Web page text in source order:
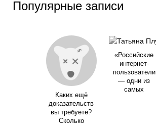
Популярные записи
Каких ещё
доказательств
вы требуете?
Сколько
«Российские
интернет-
пользователи
— одни из
самых